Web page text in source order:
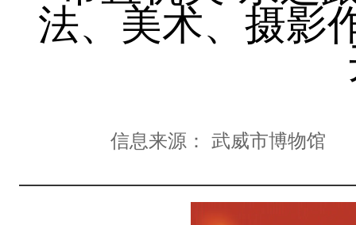
法、美术、摄影
信息来源：武威市博物馆